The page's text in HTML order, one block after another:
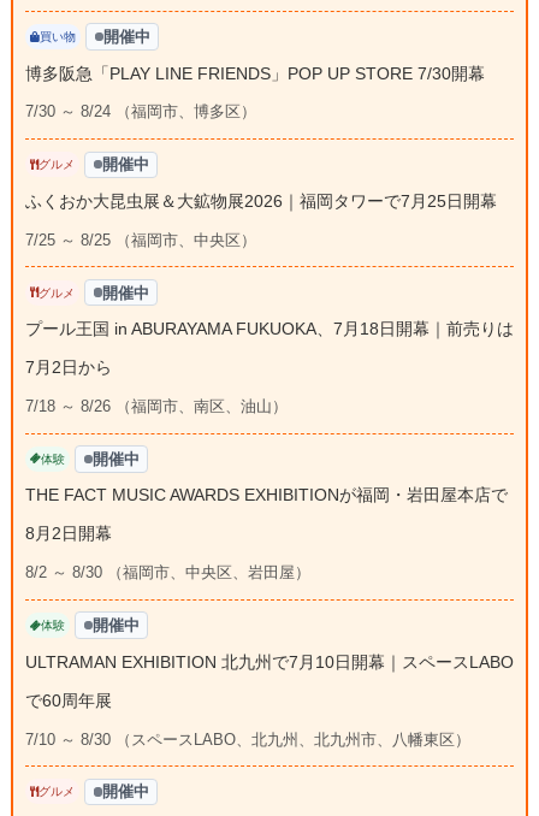
買い物 開催中
博多阪急「PLAY LINE FRIENDS」POP UP STORE 7/30開幕
7/30 ～ 8/24 （福岡市、博多区）
グルメ 開催中
ふくおか大昆虫展＆大鉱物展2026｜福岡タワーで7月25日開幕
7/25 ～ 8/25 （福岡市、中央区）
グルメ 開催中
プール王国 in ABURAYAMA FUKUOKA、7月18日開幕｜前売りは
7月2日から
7/18 ～ 8/26 （福岡市、南区、油山）
体験 開催中
THE FACT MUSIC AWARDS EXHIBITIONが福岡・岩田屋本店で
8月2日開幕
8/2 ～ 8/30 （福岡市、中央区、岩田屋）
体験 開催中
ULTRAMAN EXHIBITION 北九州で7月10日開幕｜スペースLABO
で60周年展
7/10 ～ 8/30 （スペースLABO、北九州、北九州市、八幡東区）
グルメ 開催中